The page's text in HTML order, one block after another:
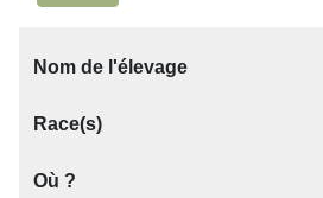
Nom de l'élevage
Race(s)
Où ?